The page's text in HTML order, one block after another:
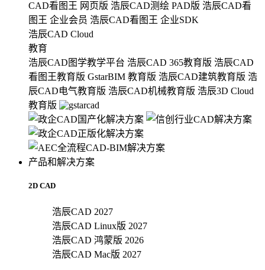
CAD看图王 网页版 浩辰CAD测绘 PAD版 浩辰CAD看
图王 企业会员 浩辰CAD看图王 企业SDK
浩辰CAD Cloud
教育
浩辰CAD图学教学平台 浩辰CAD 365教育版 浩辰CAD
看图王教育版 GstarBIM 教育版 浩辰CAD建筑教育版 浩
辰CAD电气教育版 浩辰CAD机械教育版 浩辰3D Cloud
教育版
产品和解决方案
2D CAD
浩辰CAD 2027
浩辰CAD Linux版 2027
浩辰CAD 鸿蒙版 2026
浩辰CAD Mac版 2027